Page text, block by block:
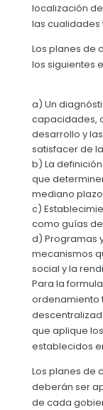
Plan
Cédulas
Ejecución
Obras y
localización
las cualidades
Los planes de
los siguientes
a) Un
capacidades,
desarrollo y
satisfacer de
b) La
que
mediano
c)
como guías
d) Programas
mecanismos
social y la
Para la
ordenamiento
que aplique
establecidos
Los planes de
deberán ser
de cada